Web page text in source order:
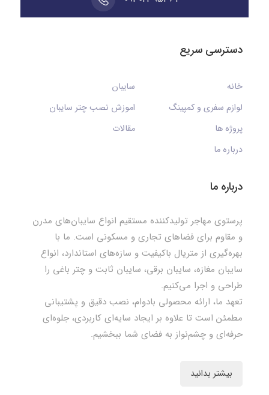
دسترسی سریع
خانه
سایبان
لوازم سفری و کمپینگ
اموزش نصب چتر سایبان
پروژه ها
مقالات
درباره ما
درباره ما
پرستوی مهاجر تولیدکننده مستقیم انواع سایبان‌های مدرن
و مقاوم برای فضاهای تجاری و مسکونی است. ما با
بهره‌گیری از متریال باکیفیت و سازه‌های استاندارد، انواع
سایبان مغازه، سایبان برقی، سایبان ثابت و چتر باغی را
طراحی و اجرا می‌کنیم.
تعهد ما، ارائه محصولی بادوام، نصب دقیق و پشتیبانی
مطمئن است تا علاوه بر ایجاد سایه‌ای کاربردی، جلوه‌ای
حرفه‌ای و چشم‌نواز به فضای شما ببخشیم.
بیشتر بدانید